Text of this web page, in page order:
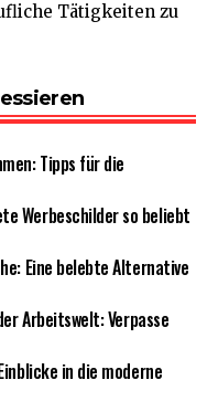
Tätigkeiten zu
Tipps für die
Werbeschilder so beliebt
Eine belebte Alternative
Arbeitswelt: Verpasse
in die moderne